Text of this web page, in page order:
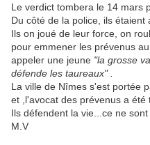
Le verdict tombera le 14 mars
Du côté de la police, ils
Ils on joué de leur force, on
pour emmener les prévenus
appeler une jeune "la grosse
défende les taureaux" .
La ville de Nîmes s'est portée
et ,l'avocat des prévenus a
Ils défendent la vie...ce ne
M.V